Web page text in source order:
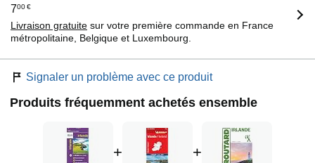
700€
Livraison gratuite sur votre première commande en France
métropolitaine, Belgique et Luxembourg.
Signaler un problème avec ce produit
Produits fréquemment achetés ensemble
+ +